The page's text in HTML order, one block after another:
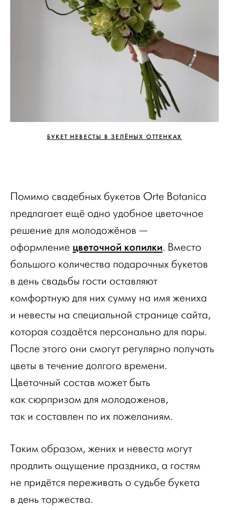
БУКЕТ НЕВЕСТЫ В ЗЕЛЁНЫХ ОТТЕНКАХ
Помимо свадебных букетов Orte Botanica
предлагает ещё одно удобное цветочное
решение для молодожёнов —
оформление цветочной копилки. Вместо
большого количества подарочных букетов
в день свадьбы гости оставляют
комфортную для них сумму на имя жениха
и невесты на специальной странице сайта,
которая создаётся персонально для пары.
После этого они смогут регулярно получать
цветы в течение долгого времени.
Цветочный состав может быть
как сюрпризом для молодоженов,
так и составлен по их пожеланиям.
Таким образом, жених и невеста могут
продлить ощущение праздника, а гостям
не придётся переживать о судьбе букета
в день торжества.